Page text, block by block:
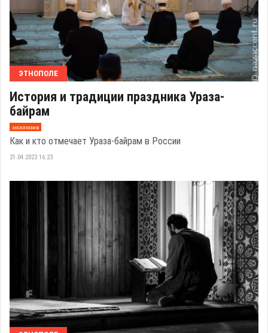
ЭТНОПОЛЕ
История и традиции праздника Ураза-
байрам
эксклюзив
Как и кто отмечает Ураза-байрам в России
21.04.2023 16:23